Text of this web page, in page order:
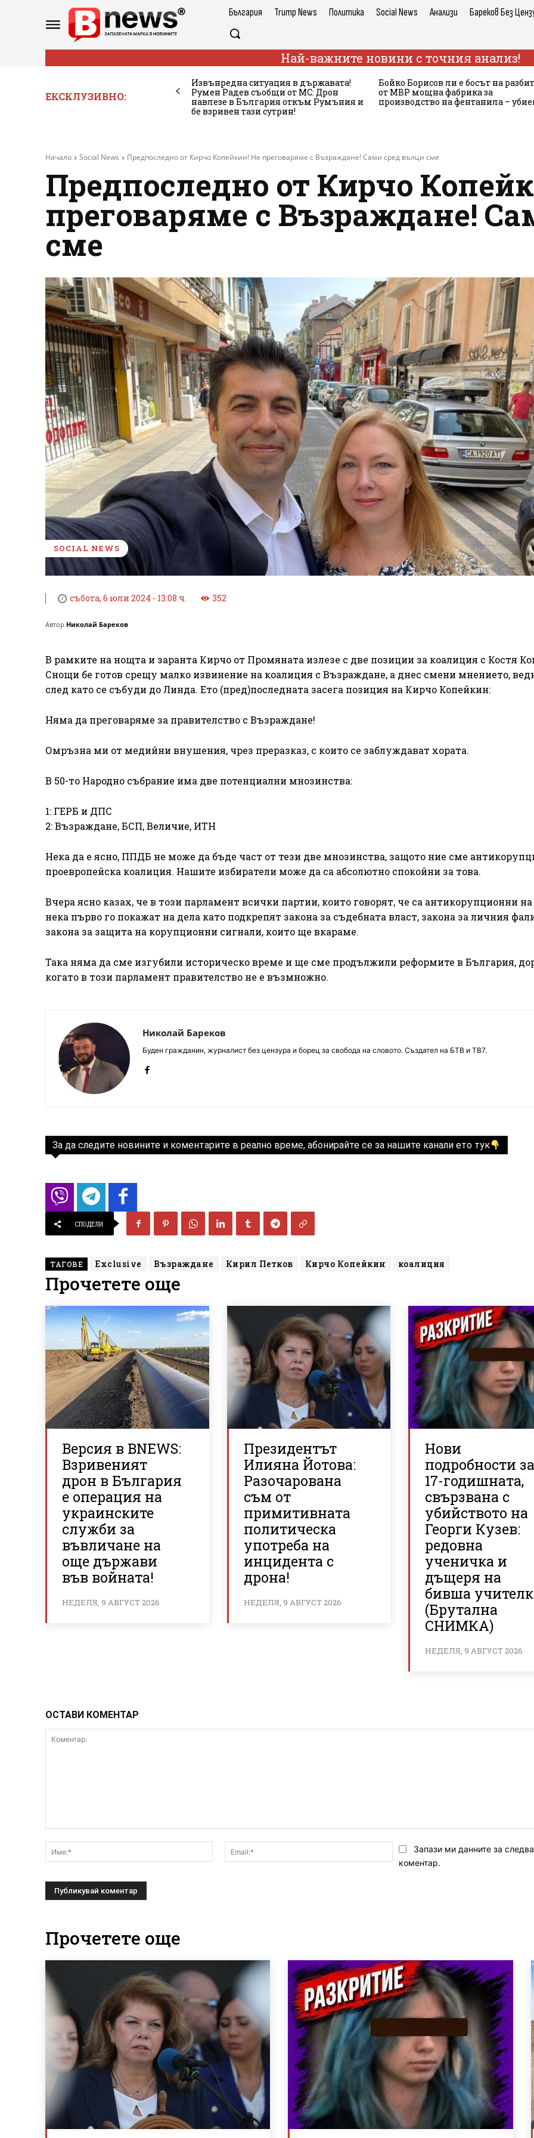
България Trump News Политика Social News Анализи Бареков Без
Най-важните новини с точния анализ!
ЕКСКЛУЗИВНО:
Извънредна ситуация в държавата!
Румен Радев съобщи от МС: Дрон
навлезе в България откъм Румъния и
бе взривен тази сутрин!
Бойко Борисов ли е босът на
от МВР мощна фабрика за
производство на фентанила –
Начало Social News Предпоследно от Кирчо Копейкин! Не преговаряме с Възраждане! Сами сред вълци сме
Предпоследно от Кирчо
преговаряме с Възраждане!
сме
SOCIAL NEWS
събота, 6 юли 2024 - 13:08 ч. 352
Автор Николай Бареков
В рамките на нощта и заранта Кирчо от Промяната излезе с две позиции за коалиция с Костя
Снощи бе готов срещу малко извинение на коалиция с Възраждане, а днес смени мнението,
след като се събуди до Линда. Ето (пред)последната засега позиция на Кирчо Копейкин:
Няма да преговаряме за правителство с Възраждане!
Омръзна ми от медийни внушения, чрез преразказ, с които се заблуждават хората.
В 50-то Народно събрание има две потенциални мнозинства:
1: ГЕРБ и ДПС
2: Възраждане, БСП, Величие, ИТН
Нека да е ясно, ППДБ не може да бъде част от тези две мнозинства, защото ние сме
проевропейска коалиция. Нашите избиратели може да са абсолютно спокойни за това.
Вчера ясно казах, че в този парламент всички партии, които говорят, че са антикорупционни
нека първо го покажат на дела като подкрепят закона за съдебната власт, закона за личния
закона за защита на корупционни сигнали, които ще вкараме.
Така няма да сме изгубили историческо време и ще сме продължили реформите в България,
когато в този парламент правителство не е възмножно.
Николай Бареков
Буден гражданин, журналист без цензура и борец за свобода на словото. Създател на БТВ и ТВ7.
За да следите новините и коментарите в реално време, абонирайте се за нашите канали ето тук
СПОДЕЛИ
ТАГОВЕ Exclusive Възраждане Кирил Петков Кирчо Копейкин коалиция
Прочетете още
Версия в BNEWS:
Взривеният
дрон в България
е операция на
украинските
служби за
въвличане на
още държави
във войната!
НЕДЕЛЯ, 9 АВГУСТ 2026
Президентът
Илияна Йотова:
Разочарована
съм от
примитивната
политическа
употреба на
инцидента с
дрона!
НЕДЕЛЯ, 9 АВГУСТ 2026
Нови
подробности
17-годишната,
свързвана с
убийството на
Георги Кузев:
редовна
ученичка и
дъщеря на
бивша
(Брутална
СНИМКА)
НЕДЕЛЯ, 9 АВГУСТ 2026
ОСТАВИ КОМЕНТАР
Име:*
Email:*Запази ми данните за
коментар.
Прочетете още